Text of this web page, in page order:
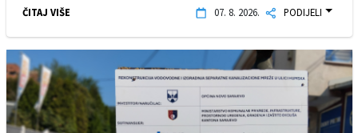
ČITAJ VIŠE 07. 8. 2026. PODIJELI